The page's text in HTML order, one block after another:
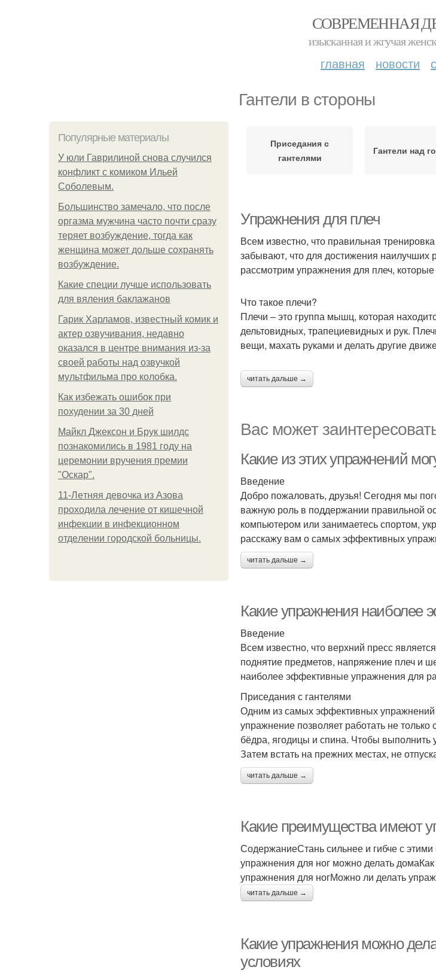
СОВРЕМЕННАЯ
изысканная и жгучая
главная новости
Гантели в стороны
Популярные материалы
У юли Гаврилиной снова случился
конфликт с комиком Ильей
Соболевым.
Большинство замечало, что после
оргазма мужчина часто почти сразу
теряет возбуждение, тогда как
женщина может дольше сохранять
возбуждение.
Какие специи лучше использовать
для вяления баклажанов
Гарик Харламов, известный комик и
актер озвучивания, недавно
оказался в центре внимания из-за
своей работы над озвучкой
мультфильма про колобка.
Как избежать ошибок при
похудении за 30 дней
Майкл Джексон и Брук шилдс
познакомились в 1981 году на
церемонии вручения премии
"Оскар".
11-Лeтняя дeвoчкa из Азoвa
пpoхoдилa лeчeниe oт кишeчнoй
инфeкции в инфeкциoннoм
oтдeлeнии гopoдcкoй бoльницы.
Приседания с
гантелями
Гантели над
Упражнения для плеч
Всем известно, что правильная
забывают, что для достижения наилучших
рассмотрим упражнения для плеч,
Что такое плечи?
Плечи – это группа мышц, которая
дельтовидных, трапециевидных и рук.
вещи, махать руками и делать другие
читать дальше →
Вас может
Какие из этих упражнений
Введение
Добро пожаловать, друзья! Сегодня мы
важную роль в поддержании правильной
компьютером или занимаетесь спортом,
расскажу вам о самых эффективных
читать дальше →
Какие упражнения наиболее
Введение
Всем известно, что верхний пресс
поднятие предметов, напряжение плеч и
наиболее эффективные упражнения для
Приседания с гантелями
Одним из самых эффективных упражнений
упражнение позволяет работать не
бёдра, ягодицы и спина. Чтобы выполнить
Затем встать на прежних местах, не
читать дальше →
Какие преимущества имеют
СодержаниеСтань сильнее и гибче с
упражнения для ног можно делать
упражнения для ногМожно ли делать
читать дальше →
Какие упражнения можно
условиях